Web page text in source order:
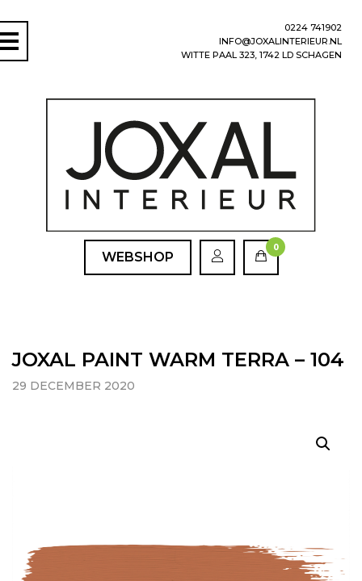
0224 741902
INFO@JOXALINTERIEUR.NL
WITTE PAAL 323, 1742 LD SCHAGEN
WEBSHOP
0
JOXAL PAINT WARM TERRA – 104
29 DECEMBER 2020